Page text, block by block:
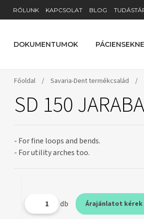
RÓLUNK KAPCSOLAT BLOG
DOKUMENTUMOK
Főoldal / Savaria-Dent termékcsalád /
SD 150
- For fine loops and bends.
- For utility arches too.
db Árajánlatot kérek